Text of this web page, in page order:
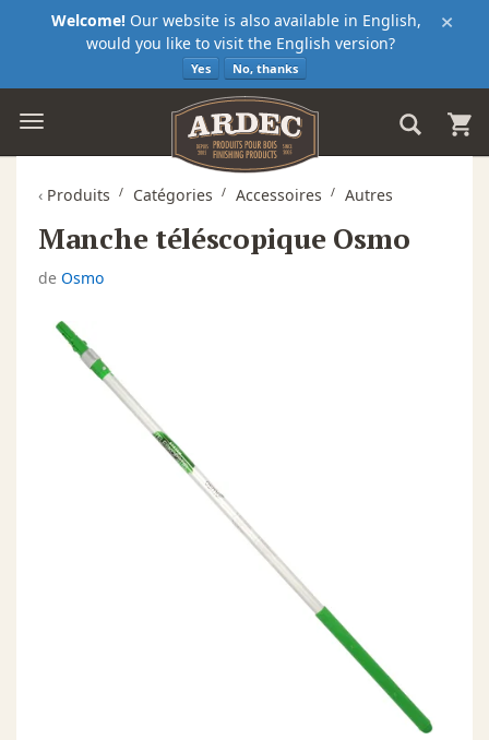
×
Welcome! Our website is also available in English,
would you like to visit the English version?
Yes No, thanks
‹ Produits Catégories Accessoires Autres
Manche téléscopique Osmo
de Osmo